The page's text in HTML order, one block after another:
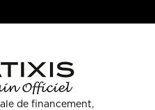
de financement,